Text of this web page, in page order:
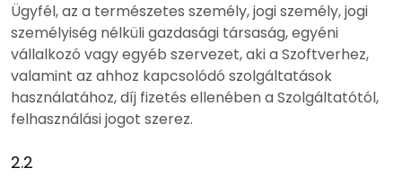
Ügyfél, az a természetes személy, jogi személy, jogi
személyiség nélküli gazdasági társaság, egyéni
vállalkozó vagy egyéb szervezet, aki a Szoftverhez,
valamint az ahhoz kapcsolódó szolgáltatások
használatához, díj fizetés ellenében a Szolgáltatótól,
felhasználási jogot szerez.
2.2